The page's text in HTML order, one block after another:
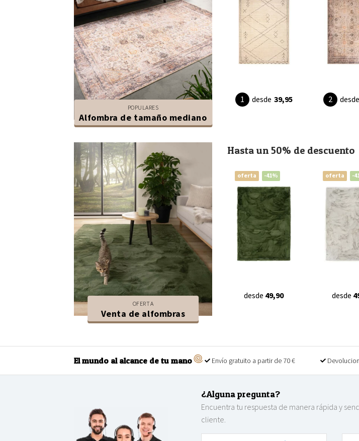
POPULARES
Alfombra de tamaño mediano
desde 39,95 desde
OFERTA
Venta de alfombras
Hasta un 50% de descuento
oferta -41%
desde 49,90
oferta -
desde
El mundo al alcance de tu mano Envío gratuito a partir de 70 €
¿Alguna pregunta?
Encuentra tu respuesta de manera rápida y
cliente.